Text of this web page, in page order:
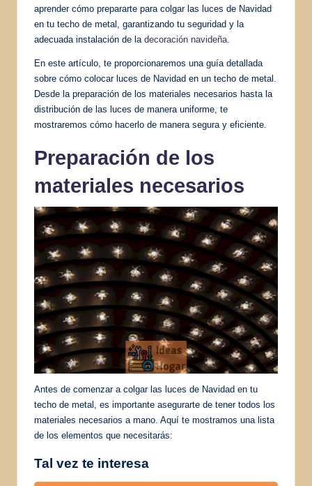
aprender cómo prepararte para colgar las luces de Navidad
en tu techo de metal, garantizando tu seguridad y la
adecuada instalación de la decoración navideña.
En este artículo, te proporcionaremos una guía detallada
sobre cómo colocar luces de Navidad en un techo de metal.
Desde la preparación de los materiales necesarios hasta la
distribución de las luces de manera uniforme, te
mostraremos cómo hacerlo de manera segura y eficiente.
Preparación de los
materiales necesarios
Antes de comenzar a colgar las luces de Navidad en tu
techo de metal, es importante asegurarte de tener todos los
materiales necesarios a mano. Aquí te mostramos una lista
de los elementos que necesitarás:
Tal vez te interesa